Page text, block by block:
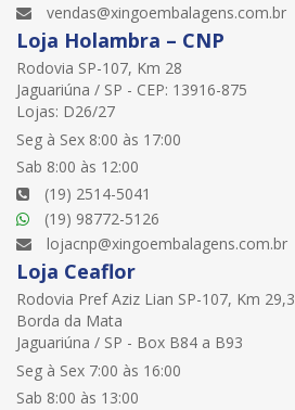
vendas@xingoembalagens.com.br
Loja Holambra – CNP
Rodovia SP-107, Km 28
Jaguariúna / SP - CEP: 13916-875
Lojas: D26/27
Seg à Sex 8:00 às 17:00
Sab 8:00 às 12:00
(19) 2514-5041
(19) 98772-5126
lojacnp@xingoembalagens.com.br
Loja Ceaflor
Rodovia Pref Aziz Lian SP-107, Km 29,3
Borda da Mata
Jaguariúna / SP - Box B84 a B93
Seg à Sex 7:00 às 16:00
Sab 8:00 às 13:00